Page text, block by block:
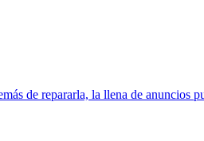
de repararla, la llena de anuncios